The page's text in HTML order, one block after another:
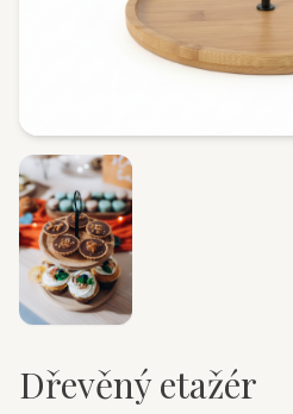
Dřevěný etažér